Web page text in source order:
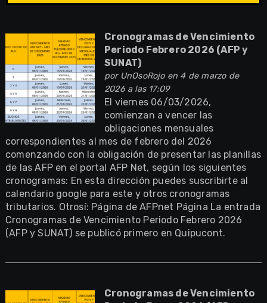
Cronogramas de Vencimiento
Periodo Febrero 2026 (AFP y
SUNAT)
por UnOsoRojoen 4 de marzo de
2026 a las 17:09
El viernes 06/03/2026,
comienzan a vencer las
obligaciones mensuales
correspondientes al mes de febrero del 2026
comenzando con la obligación de presentar las planillas
de las AFP en el portal AFP Net, según los siguientes
cronogramas: En esta dirección puedes suscribirte al
calendario google para este y otros cronogramas
tributarios. Otrosí: Página de AFPnet Página La entrada
Cronogramas de Vencimiento Periodo Febrero 2026
(AFP y SUNAT) se publicó primero en Quipucont.
Cronogramas de Vencimiento